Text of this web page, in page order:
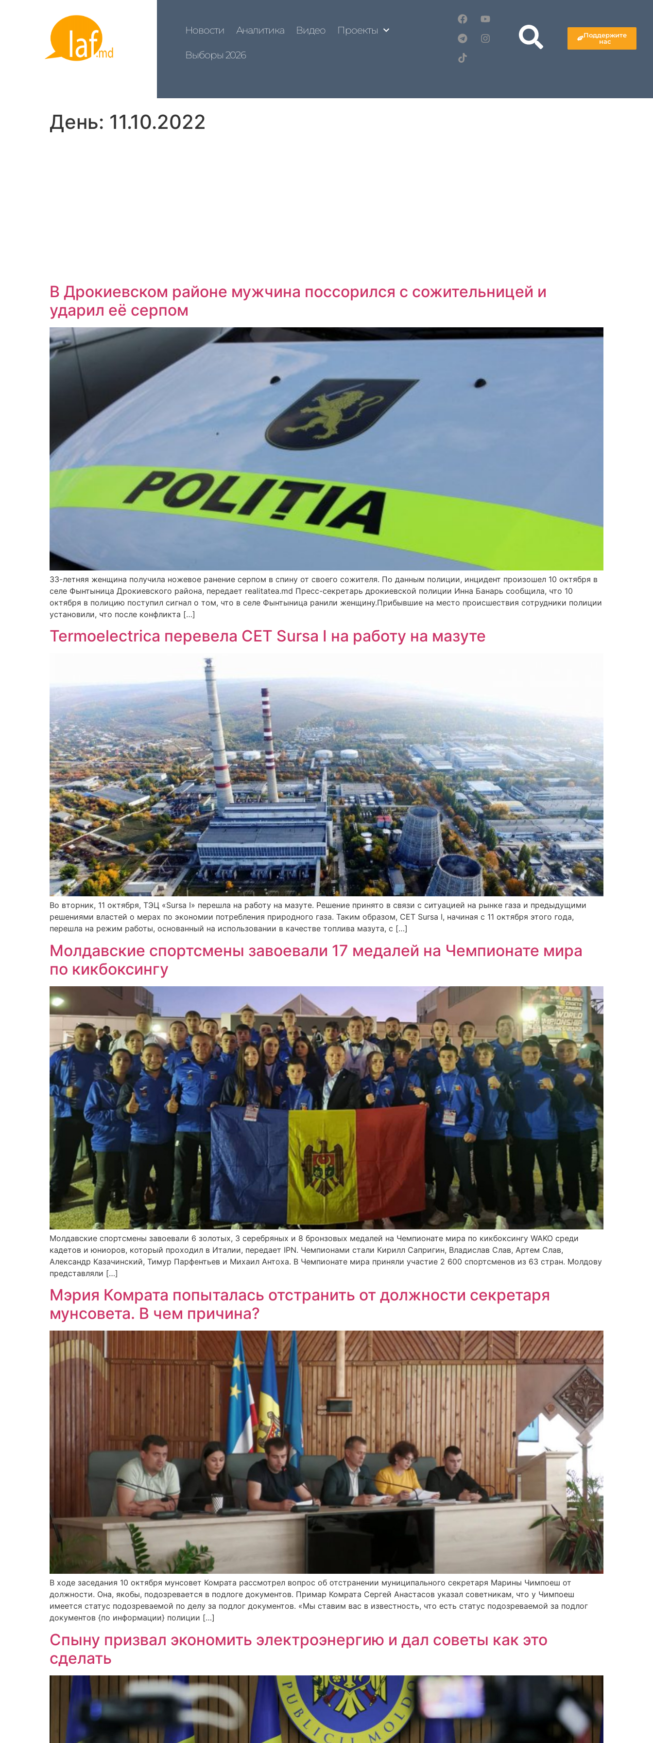
Новости Аналитика Видео Проекты
Выборы 2026
Поддержите
нас
День: 11.10.2022
В Дрокиевском районе мужчина поссорился с сожительницей и
ударил её серпом
33-летняя женщина получила ножевое ранение серпом в спину от своего сожителя. По данным полиции, инцидент произошел 10 октября в
селе Фынтыница Дрокиевского района, передает realitatea.md Пресс-секретарь дрокиевской полиции Инна Банарь сообщила, что 10
октября в полицию поступил сигнал о том, что в селе Фынтыница ранили женщину.Прибывшие на место происшествия сотрудники полиции
установили, что после конфликта […]
Termoelectrica перевела CET Sursa I на работу на мазуте
Во вторник, 11 октября, ТЭЦ «Sursa I» перешла на работу на мазуте. Решение принято в связи с ситуацией на рынке газа и предыдущими
решениями властей о мерах по экономии потребления природного газа. Таким образом, CET Sursa I, начиная с 11 октября этого года,
перешла на режим работы, основанный на использовании в качестве топлива мазута, с […]
Молдавские спортсмены завоевали 17 медалей на Чемпионате мира
по кикбоксингу
Молдавские спортсмены завоевали 6 золотых, 3 серебряных и 8 бронзовых медалей на Чемпионате мира по кикбоксингу WAKO среди
кадетов и юниоров, который проходил в Италии, передает IPN. Чемпионами стали Кирилл Сапригин, Владислав Слав, Артем Слав,
Александр Казачинский, Тимур Парфентьев и Михаил Антоха. В Чемпионате мира приняли участие 2 600 спортсменов из 63 стран. Молдову
представляли […]
Мэрия Комрата попыталась отстранить от должности секретаря
мунсовета. В чем причина?
В ходе заседания 10 октября мунсовет Комрата рассмотрел вопрос об отстранении муниципального секретаря Марины Чимпоеш от
должности. Она, якобы, подозревается в подлоге документов. Примар Комрата Сергей Анастасов указал советникам, что у Чимпоеш
имеется статус подозреваемой по делу за подлог документов. «Мы ставим вас в известность, что есть статус подозреваемой за подлог
документов {по информации} полиции […]
Спыну призвал экономить электроэнергию и дал советы как это
сделать